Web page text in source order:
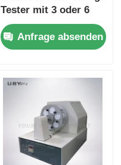
Tester mit 3 oder 6
Stationen und 125-
150 cpm
Biegeschwindigkeit
Anfrage absenden